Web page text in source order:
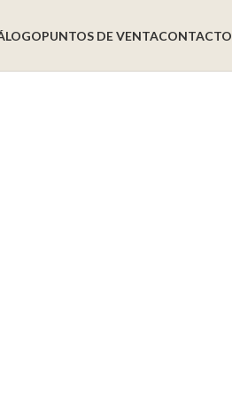
PUNTOS DE VENTACONTACTO